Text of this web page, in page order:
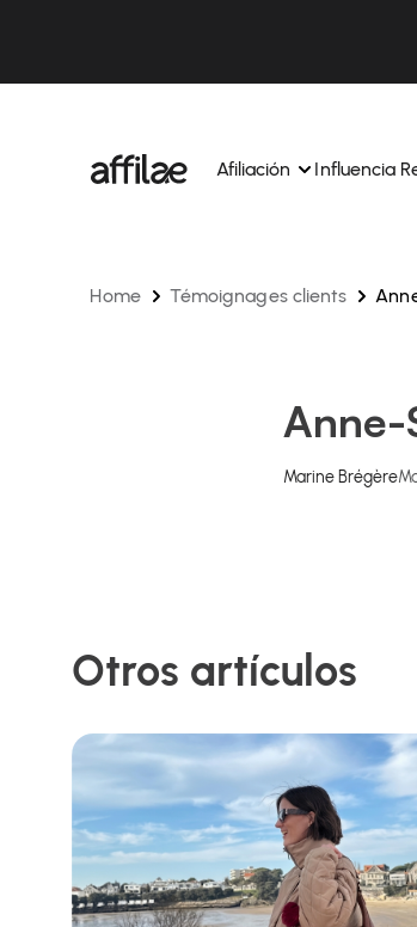
Afiliación
Gestione sus
afiliados con total
Monitoriza y gestiona
Influencia
Home Témoignages clients
Anne-
Marine Brégère
Otros artículos